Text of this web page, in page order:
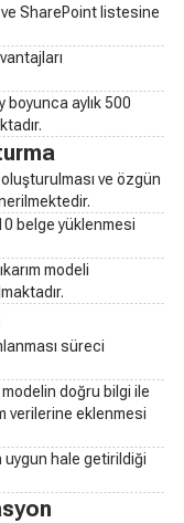
SharePoint listesine
aylık 500
ve özgün
belge yüklenmesi
modeli
süreci
modelin doğru bilgi ile
verilerine eklenmesi
uygun hale getirildiği